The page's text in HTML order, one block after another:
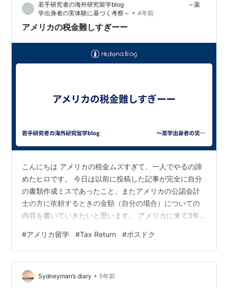
は、tax re…
若手研究者の海外研究留学blog ～薬
学出身者の実体験に基づく考察～ • 4年前
アメリカの税金難しすぎーー
こんにちは アメリカの税金ムズすぎて、一人でやるの諦
めたヒロです。 今日は以前に投稿した記事が完全に自分
の書類作成ミスであったこと、またアメリカの公認会計
士の方に依頼するときの金額（自分の場合）についての
内容を書いていきたいと思います。 アメリカに来て3年
form（支払った税金や収入などが記載されている）が少
し特殊なものになっていて自分では処理できないと思い
公認会計士の方にお願いしました。というのも、渡米し
てきたのが7月でresidentとnon-residentの区分がちょう
#アメリカ留学 #Tax Return #ポスドク
Sydneyman’s diary • 5年前